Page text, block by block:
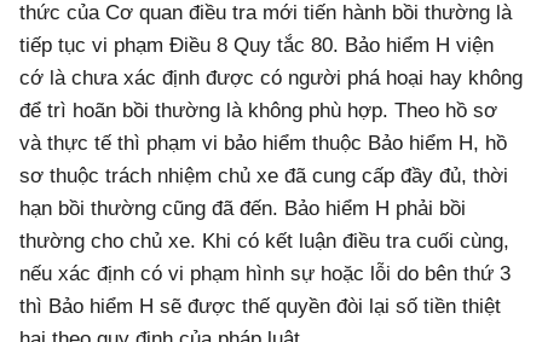
thức của Cơ quan điều tra mới tiến hành bồi thường là
tiếp tục vi phạm Điều 8 Quy tắc 80. Bảo hiểm H viện
cớ là chưa xác định được có người phá hoại hay không
để trì hoãn bồi thường là không phù hợp. Theo hồ sơ
và thực tế thì phạm vi bảo hiểm thuộc Bảo hiểm H, hồ
sơ thuộc trách nhiệm chủ xe đã cung cấp đầy đủ, thời
hạn bồi thường cũng đã đến. Bảo hiểm H phải bồi
thường cho chủ xe. Khi có kết luận điều tra cuối cùng,
nếu xác định có vi phạm hình sự hoặc lỗi do bên thứ 3
thì Bảo hiểm H sẽ được thế quyền đòi lại số tiền thiệt